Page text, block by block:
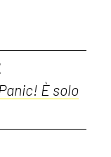
È solo